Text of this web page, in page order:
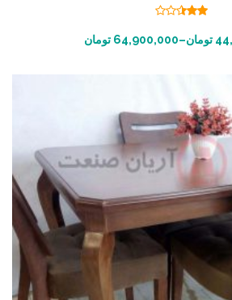
از 5
تومان–
64,900,000 تومان انتخاب گزینه ها